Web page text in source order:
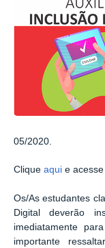
05/2020.
Clique aqui e
Os/As estudantes
Digital deverão
imediatamente
importante